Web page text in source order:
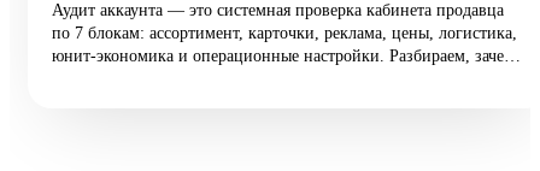
Аудит аккаунта — это системная проверка кабинета продавца
по 7 блокам: ассортимент, карточки, реклама, цены, логистика,
юнит-экономика и операционные настройки. Разбираем, зачем